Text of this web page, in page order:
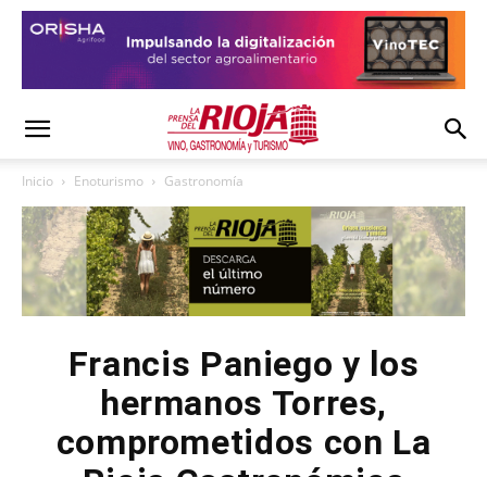
Inicio Enoturismo Gastronomía
Francis Paniego y los
hermanos Torres,
comprometidos con La